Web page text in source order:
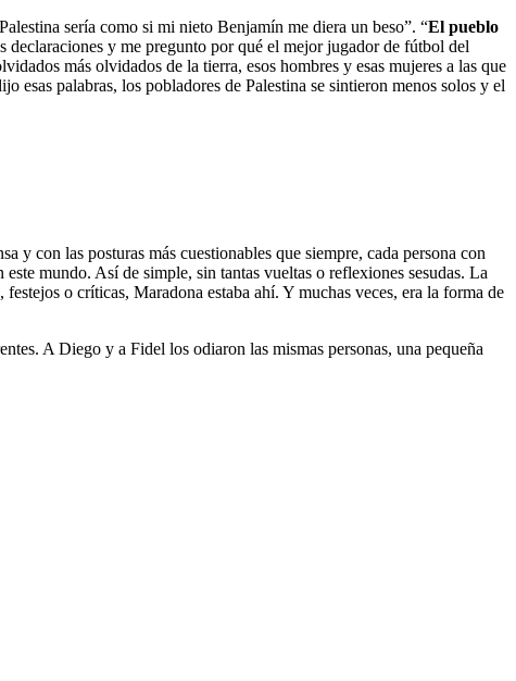
sería como si mi nieto Benjamín me diera un beso”. “El pueblo
declaraciones y me pregunto por qué el mejor jugador de fútbol del
más olvidados de la tierra, esos hombres y esas mujeres a las que
esas palabras, los pobladores de Palestina se sintieron menos solos y el
y con las posturas más cuestionables que siempre, cada persona con
mundo. Así de simple, sin tantas vueltas o reflexiones sesudas. La
o críticas, Maradona estaba ahí. Y muchas veces, era la forma de
A Diego y a Fidel los odiaron las mismas personas, una pequeña